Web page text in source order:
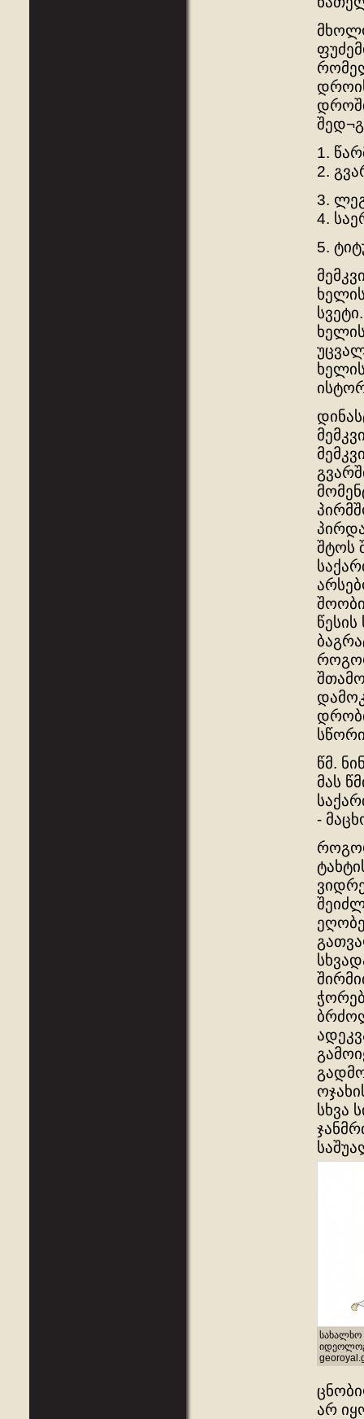
1.
2.
3.
4.
5.
შტოს
წმ.
მას
-
სხვა
სახალხო
არ